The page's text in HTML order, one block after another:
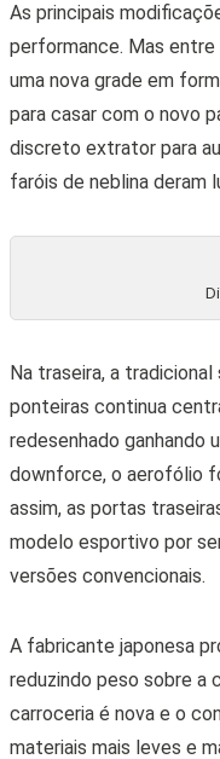
As principais
performance. Mas entre
uma nova grade em
para casar com o novo
discreto extrator para
faróis de neblina deram
Na traseira, a
ponteiras continua
redesenhado ganhando
downforce, o aerofólio
assim, as portas
modelo esportivo por
versões convencionais.
A fabricante japonesa
reduzindo peso sobre a
carroceria é nova e o
materiais mais leves e